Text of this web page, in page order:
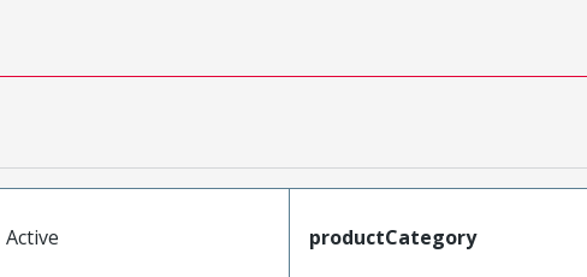
Active productCategory